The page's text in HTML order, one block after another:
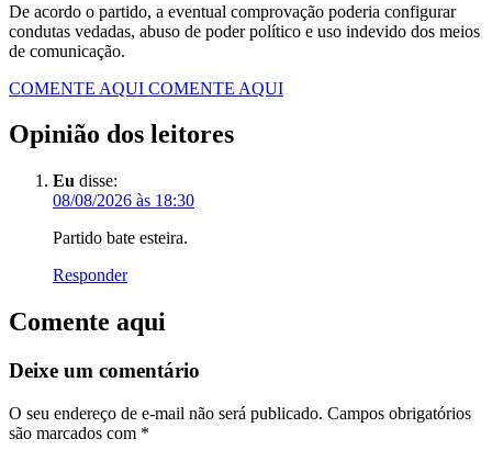
De acordo o partido, a eventual comprovação poderia configurar
condutas vedadas, abuso de poder político e uso indevido dos meios
de comunicação.
COMENTE AQUI COMENTE AQUI
Opinião dos leitores
Eu disse:
08/08/2026 às 18:30
Partido bate esteira.
Responder
Comente aqui
Deixe um comentário
O seu endereço de e-mail não será publicado. Campos obrigatórios
são marcados com *